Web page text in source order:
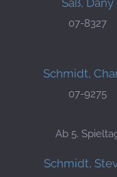
Saß, Dany
07-8327
Schmidt,
07-9275
Ab 5.
Schmidt,